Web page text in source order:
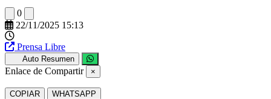
0
22/11/2025 15:13
Prensa Libre
Auto Resumen
Enlace de Compartir ×
COPIAR WHATSAPP